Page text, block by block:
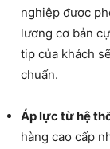
nghiệp được
lương cơ bản
tip của khách
chuẩn.
Áp lực từ hệ
hàng cao cấp